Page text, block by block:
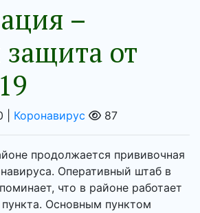
–
от
| Коронавирус 87
продолжается прививочная
Оперативный штаб в
что в районе работает
Основным пунктом